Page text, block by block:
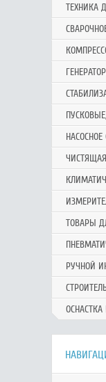
ТЕХНИКА
ТОВАРЫ
РУЧНОЙ